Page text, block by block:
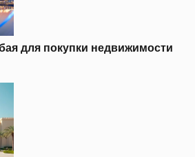
для покупки недвижимости